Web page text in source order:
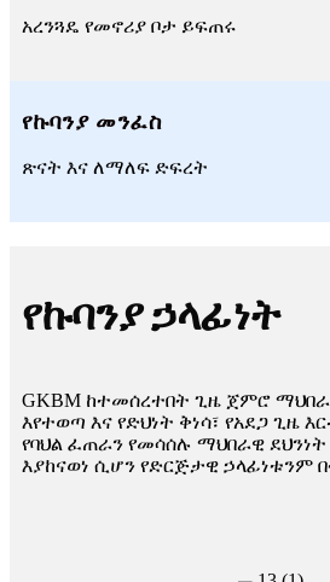
አረንጓዴ የመኖሪያ ቦታ ይፍጠሩ
የኩባንያ መንፈስ
ጽናት እና ለማለፍ ድፍረት
የኩባንያ ኃላፊነት
GKBM ከተመሰረተበት ጊዜ ጀምሮ
እየተወጣ እና የድህነት ቅነሳ፣ የአደጋ ጊዜ
የባህል ፈጠራን የመሳሰሉ ማህበራዊ
እያከናወነ ሲሆን የድርጅታዊ ኃላፊነቱንም